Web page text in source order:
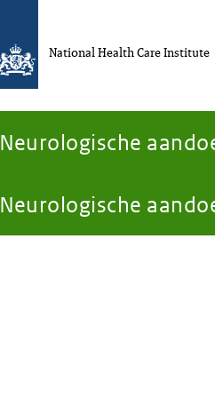
Neurologische
Neurologische
National Health Care Institute